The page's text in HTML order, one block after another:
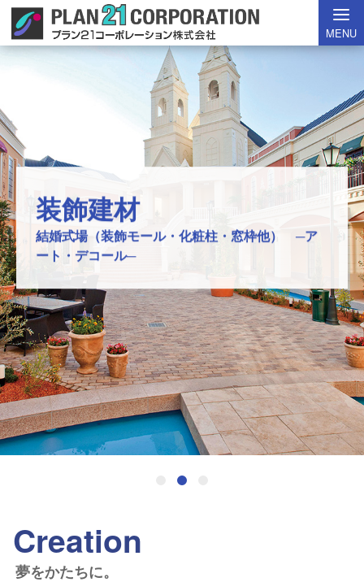
MENU
装飾建材
軽くて使いやすい新しいタイプの装飾建材 ─ア
ート・デコール─
装飾建材
結婚式場（装飾モール・化粧柱・窓枠他） ─ア
ート・デコール─
化粧型枠
自然石に見違えるほどの素晴らしい仕上がり─ピ
オライト・フォーム─
Creation
夢をかたちに。